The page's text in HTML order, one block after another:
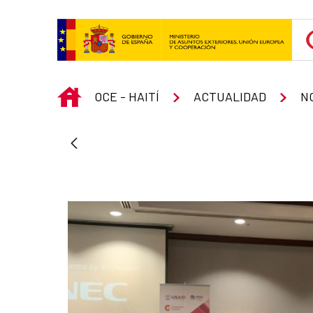
INICIO
OCE - HAITÍ ACTUALIDAD